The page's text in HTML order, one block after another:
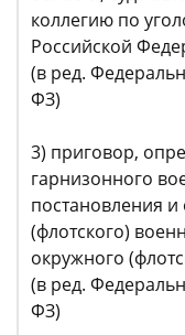
коллегию по
Российской
(в ред.
ФЗ)
3) приговор,
гарнизонного
постановления
(флотского)
окружного
(в ред.
ФЗ)